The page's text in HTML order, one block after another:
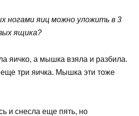
ногами яиц можно уложить в 3
ящика?
яичко, а мышка взяла и разбила.
три яичка. Мышка эти тоже
и снесла еще пять, но